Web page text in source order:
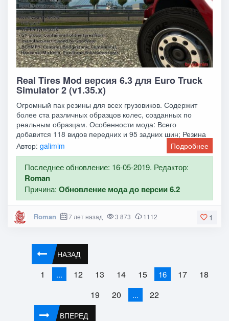
Real Tires Mod версия 6.3 для Euro Truck
Simulator 2 (v1.35.x)
Огромный пак резины для всех грузовиков. Содержит
более ста различных образцов колес, созданных по
реальным образцам. Особенности мода: Всего
добавится 118 видов передних и 95 задних шин; Резина
Автор:galimim Подробнее
Последнее обновление: 16-05-2019. Редактор:
Roman
Причина:Обновление мода до версии 6.2
1
Roman 7 лет назад 3 873 1112
НАЗАД
1 ... 12 13 14 15 16 17
18
19
20 ... 22
ВПЕРЕД